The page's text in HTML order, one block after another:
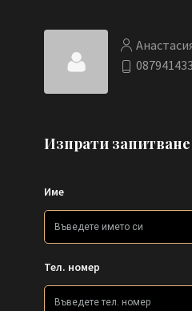
Изпрати запитване
Име
Тел. номер